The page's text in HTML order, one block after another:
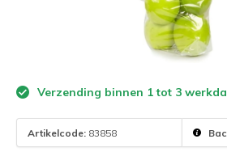
Verzending binnen 1 tot 3
Artikelcode: 83858